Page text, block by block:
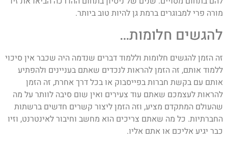
מורה פרי למבוגרים ברמת גן להיות טוב ביותר.
להגשים חלומות…
זה הזמן להגשים חלומות וללמוד דברים שנדמה היה שכבר אין סיכוי
ללמוד אותם, זה הזמן להראות לנכדים שאתם בעניינים ולהפתיע
אותם עם בקשת חברות בפייסבוק או בכל דרך אחרת, זה הזמן
להראות לעצמכם שאתם עוד צעירים ואין שום סיבה לוותר על מה
שהעולם המתקדם מציע, וזה הזמן ליצור קשרים חדשים ברשתות
החברתיות. כל מה שאתם צריכים הוא מחשב וחיבור לאינטרנט, וזיו
כבר יגיע אליכם או אתם אליו.